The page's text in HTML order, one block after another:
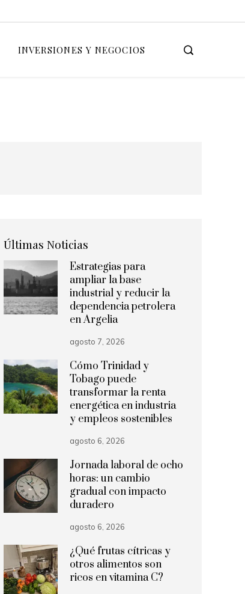
INVERSIONES Y NEGOCIOS
Últimas Noticias
Estrategias para
ampliar la base
industrial y reducir la
dependencia petrolera
en Argelia
agosto 7, 2026
Cómo Trinidad y
Tobago puede
transformar la renta
energética en industria
y empleos sostenibles
agosto 6, 2026
Jornada laboral de ocho
horas: un cambio
gradual con impacto
duradero
agosto 6, 2026
¿Qué frutas cítricas y
otros alimentos son
ricos en vitamina C?